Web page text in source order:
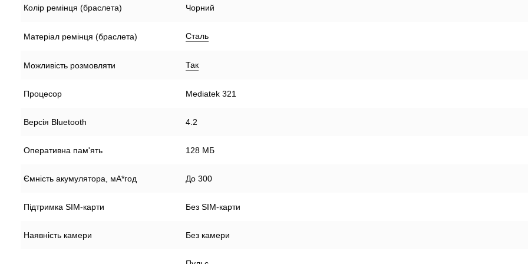
Колір ремінця (браслета) Чорний
Матеріал ремінця (браслета) Сталь
Можливість розмовляти Так
Процесор Mediatek 321
Версія Bluetooth 4.2
Оперативна пам'ять 128 МБ
Ємність акумулятора, мА*год До 300
Підтримка SIM-карти Без SIM-карти
Наявність камери Без камери